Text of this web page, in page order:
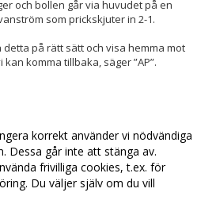
och bollen går via huvudet på en
som prickskjuter in 2-1.
på rätt sätt och visa hemma mot
kan komma tillbaka, säger ”AP”.
korrekt använder vi nödvändiga
Dessa går inte att stänga av.
frivilliga cookies, t.ex. för
Du väljer själv om du vill